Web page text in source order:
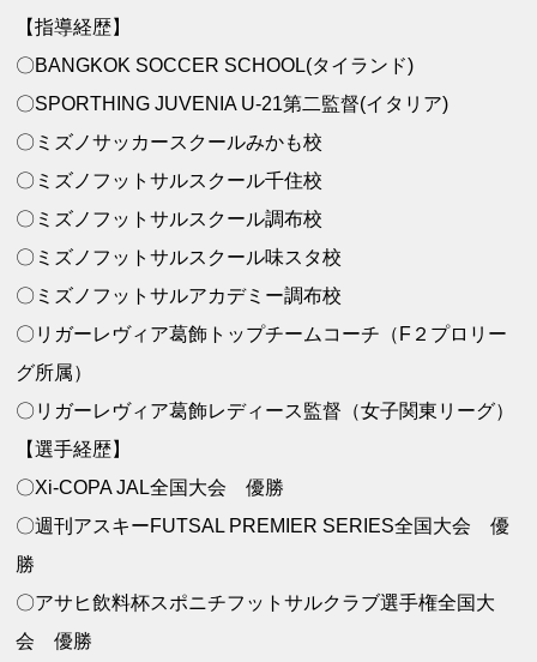
【指導経歴】
〇BANGKOK SOCCER SCHOOL(タイランド)
〇SPORTHING JUVENIA U-21第二監督(イタリア)
〇ミズノサッカースクールみかも校
〇ミズノフットサルスクール千住校
〇ミズノフットサルスクール調布校
〇ミズノフットサルスクール味スタ校
〇ミズノフットサルアカデミー調布校
〇リガーレヴィア葛飾トップチームコーチ（F２プロリー
グ所属）
〇リガーレヴィア葛飾レディース監督（女子関東リーグ）
【選手経歴】
〇Xi-COPA JAL全国大会 優勝
〇週刊アスキーFUTSAL PREMIER SERIES全国大会 優
勝
〇アサヒ飲料杯スポニチフットサルクラブ選手権全国大
会 優勝